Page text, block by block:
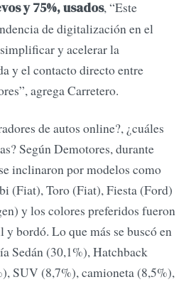
y 75%, usados, “Este
de digitalización en el
y acelerar la
y el contacto directo entre
agrega Carretero.
de autos online?, ¿cuáles
Según Demotores, durante
inclinaron por modelos como
(Fiat), Toro (Fiat), Fiesta (Ford)
y los colores preferidos fueron
y bordó. Lo que más se buscó en
Sedán (30,1%), Hatchback
SUV (8,7%), camioneta (8,5%),